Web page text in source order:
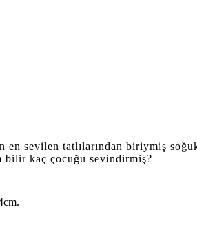
en sevilen tatlılarından biriymiş
kaç çocuğu sevindirmiş?